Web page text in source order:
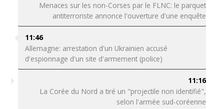
Menaces sur les non-Corses par le FLNC: le parquet
antiterroriste annonce l'ouverture d'une enquête
11:46
Allemagne: arrestation d'un Ukrainien accusé
d'espionnage d'un site d'armement (police)
11:16
La Corée du Nord a tiré un "projectile non identifié",
selon l'armée sud-coréenne